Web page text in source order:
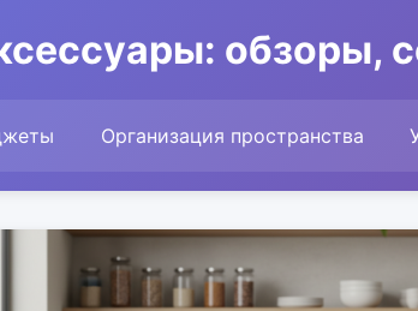
обзоры,
Организация пространства